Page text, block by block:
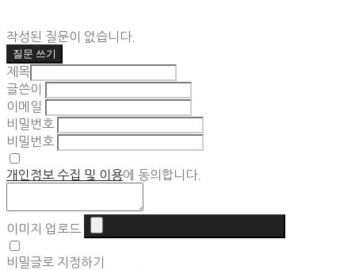
작성된 질문이 없습니다.
질문 쓰기
제목
글쓴이
이메일
비밀번호
비밀번호
개인정보 수집 및 이용에 동의합니다.
이미지 업로드
비밀글로 지정하기